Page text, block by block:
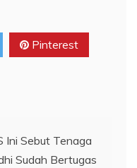
Pinterest
Ini Sebut Tenaga
Sudah Bertugas